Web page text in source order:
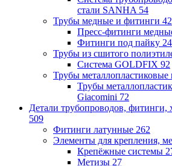
стали SANHA 54
Трубы медные и фитинги 42
Пресс-фитинги
Фитинги под пайку 24
Трубы из сшитого
Система GOLDFIX 92
Трубы
Трубы
Giacomini 72
Детали трубопроводов, фитинги,
509
Фитинги латунные 262
Элементы для крепления,
Крепёжные системы
Метизы 27